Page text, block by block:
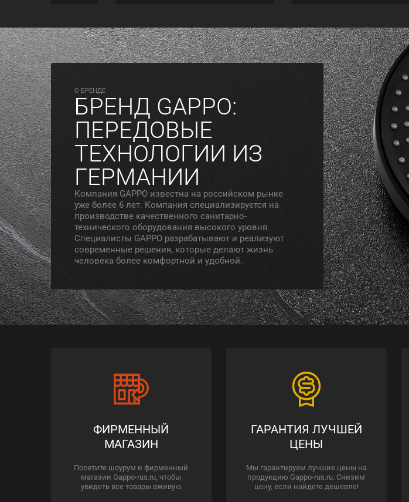
O БРЕНДЕ
БРЕНД GAPPO:
ПЕРЕДОВЫЕ
ТЕХНОЛОГИИ ИЗ
ГЕРМАНИИ
Компания GAPPO известна на российском рынке
уже более 6 лет. Компания специализируется на
производстве качественного санитарно-
технического оборудования высокого уровня.
Специалисты GAPPO разрабатывают и реализуют
современные решения, которые делают жизнь
человека более комфортной и удобной.
ФИРМЕННЫЙ
МАГАЗИН
Посетите шоурум и фирменный
магазин Gappo-rus.ru, чтобы
увидеть все товары вживую
ГАРАНТИЯ ЛУЧШЕЙ
ЦЕНЫ
Мы гарантируем лучшие цены на
продукцию Gappo-rus.ru. Снизим
цену, если найдете дешевле!